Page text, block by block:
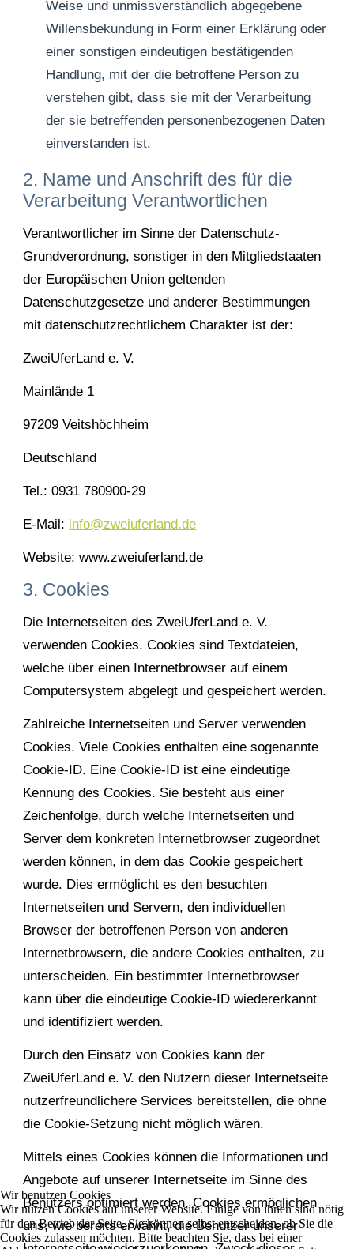
Weise und unmissverständlich abgegebene
Willensbekundung in Form einer Erklärung oder
einer sonstigen eindeutigen bestätigenden
Handlung, mit der die betroffene Person zu
verstehen gibt, dass sie mit der Verarbeitung
der sie betreffenden personenbezogenen Daten
einverstanden ist.
2. Name und Anschrift des für die
Verarbeitung Verantwortlichen
Verantwortlicher im Sinne der Datenschutz-
Grundverordnung, sonstiger in den Mitgliedstaaten
der Europäischen Union geltenden
Datenschutzgesetze und anderer Bestimmungen
mit datenschutzrechtlichem Charakter ist der:
ZweiUferLand e. V.
Mainlände 1
97209 Veitshöchheim
Deutschland
Tel.: 0931 780900-29
E-Mail: info@zweiuferland.de
Website: www.zweiuferland.de
3. Cookies
Die Internetseiten des ZweiUferLand e. V.
verwenden Cookies. Cookies sind Textdateien,
welche über einen Internetbrowser auf einem
Computersystem abgelegt und gespeichert werden.
Zahlreiche Internetseiten und Server verwenden
Cookies. Viele Cookies enthalten eine sogenannte
Cookie-ID. Eine Cookie-ID ist eine eindeutige
Kennung des Cookies. Sie besteht aus einer
Zeichenfolge, durch welche Internetseiten und
Server dem konkreten Internetbrowser zugeordnet
werden können, in dem das Cookie gespeichert
wurde. Dies ermöglicht es den besuchten
Internetseiten und Servern, den individuellen
Browser der betroffenen Person von anderen
Internetbrowsern, die andere Cookies enthalten, zu
unterscheiden. Ein bestimmter Internetbrowser
kann über die eindeutige Cookie-ID wiedererkannt
und identifiziert werden.
Durch den Einsatz von Cookies kann der
ZweiUferLand e. V. den Nutzern dieser Internetseite
nutzerfreundlichere Services bereitstellen, die ohne
die Cookie-Setzung nicht möglich wären.
Mittels eines Cookies können die Informationen und
Angebote auf unserer Internetseite im Sinne des
Benutzers optimiert werden. Cookies ermöglichen
uns, wie bereits erwähnt, die Benutzer unserer
Wir benutzen Cookies
Wir nutzen Cookies auf unserer Website. Einige von ihnen sind nötig
für den Betrieb der Seite, Sie können selbst entscheiden, ob Sie die
Cookies zulassen möchten. Bitte beachten Sie, dass bei einer